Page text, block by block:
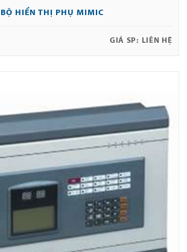
BỘ HIỂN THỊ PHỤ MIMIC
GIÁ SP: LIÊN HỆ